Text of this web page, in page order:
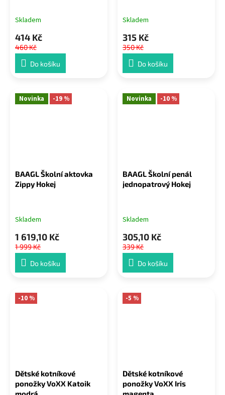
Skladem
414 Kč
460 Kč
Do košíku
Skladem
315 Kč
350 Kč
Do košíku
Novinka -19 %
BAAGL Školní aktovka
Zippy Hokej
Skladem
1 619,10 Kč
1 999 Kč
Do košíku
Novinka -10 %
BAAGL Školní penál
jednopatrový Hokej
Skladem
305,10 Kč
339 Kč
Do košíku
-10 %
Dětské kotníkové
ponožky VoXX Katoik
-5 %
Dětské kotníkové
ponožky VoXX Iris